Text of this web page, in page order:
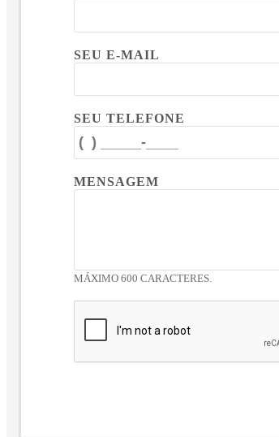
SEU E-MAIL
SEU TELEFONE
MENSAGEM
MÁXIMO 600 CARACTERES.